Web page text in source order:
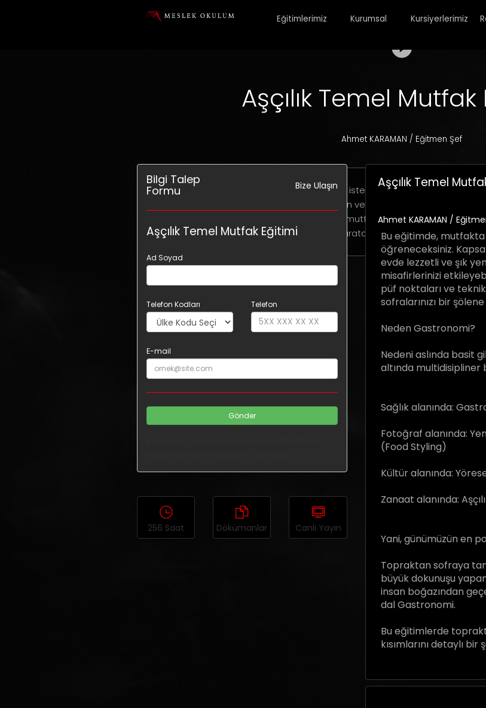
Eğitimlerimiz Kurumsal Kursiyerlerimiz
play_circle_filled
Aşçılık Temel
Ahmet KARAMAN / Eğitmen Şef
İster mutfakta yeni olun, ister en büyük tutkunuz mutfak
yeteneklerinizi geliştirmenin ve mutfak becerilerinizi bir üst
tam zamanı. Hem evdeki mutfağınızda hem de
yaratacak bilgiler sizi bekliyor.
arrow_downward
Bilgi Talep
Formu Bize Ulaşın
Aşçılık Temel Mutfak Eğitimi
Ad Soyad
Telefon Kodları Telefon
E-mail
Gönder
256 Saat Dökümanlar Canlı Yayın
Aşçılık Temel
Ahmet KARAMAN /
Bu eğitimde, mutfakta
öğreneceksiniz.
evde lezzetli ve şık
misafirlerinizi
püf noktaları ve
sofralarınızı bir
Neden Gastronomi?
Nedeni aslında basit
altında multidisipliner
Sağlık alanında:
Fotoğraf alanında:
(Food Styling)
Kültür alanında:
Zanaat alanında:
Yani, günümüzün en
Topraktan sofraya
büyük dokunuşu
insan boğazından
dal Gastronomi.
Bu eğitimlerde
kısımlarını detaylı